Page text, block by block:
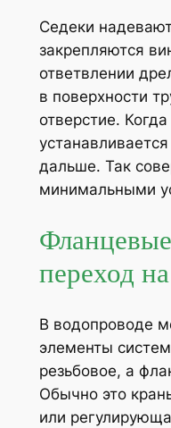
Седеки
закрепляются
ответвлении
в поверхности
отверстие.
дальше. Так
минимальными
переход
В водопроводе
элементы
резьбовое, а
Обычно это
или